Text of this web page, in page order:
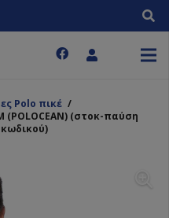
Polo πικέ /
(στοκ-παύση